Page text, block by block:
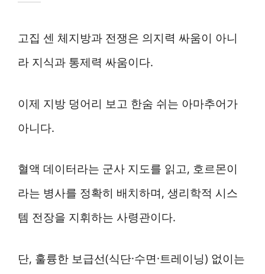
고집 센 체지방과 전쟁은 의지력 싸움이 아니
라 지식과 통제력 싸움이다.
이제 지방 덩어리 보고 한숨 쉬는 아마추어가
아니다.
혈액 데이터라는 군사 지도를 읽고, 호르몬이
라는 병사를 정확히 배치하며, 생리학적 시스
템 전장을 지휘하는 사령관이다.
단, 훌륭한 보급선(식단·수면·트레이닝) 없이는